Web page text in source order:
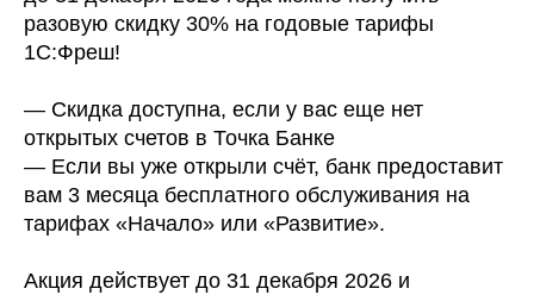
разовую скидку 30% на годовые тарифы
1С:Фреш!
— Скидка доступна, если у вас еще нет
открытых счетов в Точка Банке
— Если вы уже открыли счёт, банк предоставит
вам 3 месяца бесплатного обслуживания на
тарифах «Начало» или «Развитие».
Акция действует до 31 декабря 2026 и